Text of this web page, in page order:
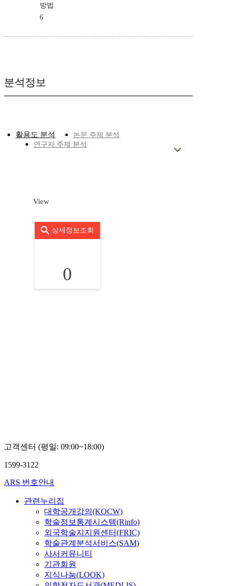
방법
6
분석정보
활용도 분석
논문 주제 분석
연구자 주제 분석
View
상세정보조회
0
고객센터 (평일: 09:00~18:00)
1599-3122
ARS 번호안내
관련누리집
대학공개강의(KOCW)
학술정보통계시스템(Rinfo)
외국학술지지원센터(FRIC)
학술관계분석서비스(SAM)
사서커뮤니티
기관회원
지식나눔(LOOK)